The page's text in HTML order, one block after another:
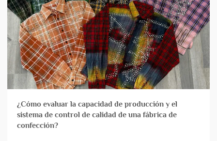
¿Cómo evaluar la capacidad de producción y el
sistema de control de calidad de una fábrica de
confección?